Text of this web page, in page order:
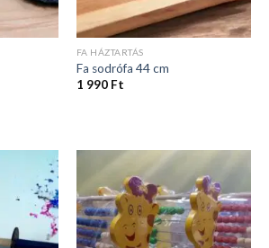
FA HÁZTARTÁS
Fa sodrófa 44 cm
1 990 Ft